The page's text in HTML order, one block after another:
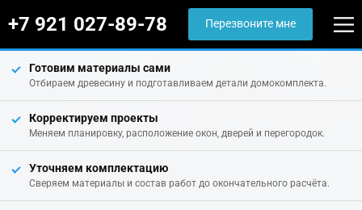
+7 921 027-89-78 Перезвоните мне
Готовим материалы сами
Отбираем древесину и подготавливаем детали домокомплекта.
Корректируем проекты
Меняем планировку, расположение окон, дверей и перегородок.
Уточняем комплектацию
Сверяем материалы и состав работ до окончательного расчёта.